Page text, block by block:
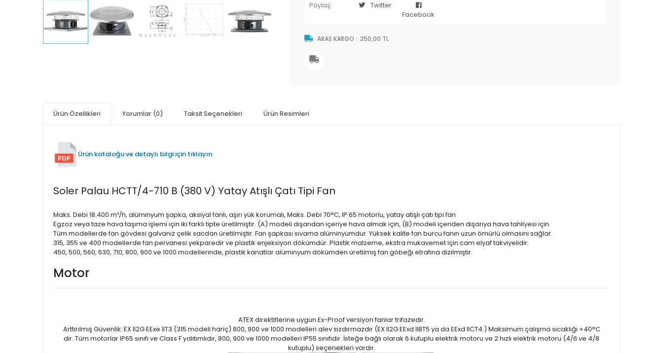
Paylaş:
Twitter
Facebook
ARAS KARGO : 250,00 TL
Ürün Özellikleri Yorumlar (0) Taksit Seçenekleri Ürün Resimleri
Ürün kataloğu ve detaylı bilgi için tıklayın
Soler Palau HCTT/4-710 B (380 V) Yatay Atışlı Çatı Tipi Fan
Maks. Debi 18.400 m³/h, alüminyum şapka, aksiyal fanlı, aşırı yük korumalı, Maks. Debi 70°C, IP 65 motorlu, yatay atışlı çatı tipi fan
Egzoz veya taze hava taşıma işlemi için iki farklı tipte üretilmiştir. (A) modeli dışarıdan içeriye hava almak için, (B) modeli içeriden dışarıya hava tahliyesi için.
Tüm modellerde fan gövdesi galvaniz çelik sacdan üretilmiştir. Fan şapkası sıvama alüminyumdur. Yüksek kalite fan burcu fanın uzun ömürlü olmasını sağlar.
315, 355 ve 400 modellerde fan pervanesi yekparedir ve plastik enjeksiyon dökümdür. Plastik malzeme, ekstra mukavemet için cam elyaf takviyelidir.
450, 500, 560, 630, 710, 800, 900 ve 1000 modellerinde, plastik kanatlar alüminyum dökümden üretilmiş fan göbeği etrafına dizilmiştir.
Motor
ATEX direktiflerine uygun Ex-Proof versiyon fanlar trifazedir.
Arttırılmış Güvenlik: EX II2G EExe IIT3 (315 modeli hariç) 800, 900 ve 1000 modelleri alev sızdırmazdır (EX II2G EExd IIBT5 ya da EExd IICT4.) Maksimum çalışma sıcaklığı +40°C
dir. Tüm motorlar IP65 sınıfı ve Class F yalıtımlıdır, 800, 900 ve 1000 modelleri IP55 sınıfıdır. İsteğe bağlı olarak 6 kutuplu elektrik motoru ve 2 hızlı elektrik motoru (4/6 ve 4/8
kutuplu) seçenekleri vardır.